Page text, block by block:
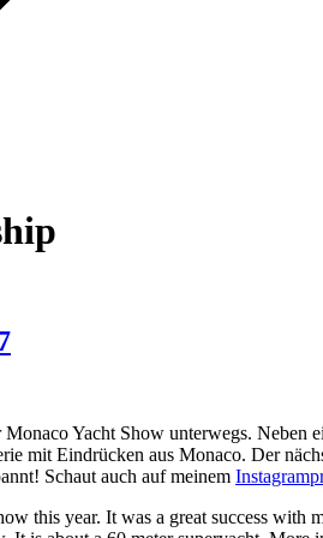
Yacht Show unterwegs. Neben
mit Eindrücken aus Monaco. Der
Schaut auch auf meinem
this year. It was a great success